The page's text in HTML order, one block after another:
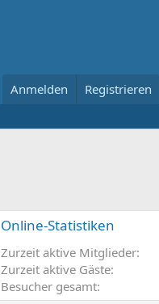
Anmelden Registrieren
Online-Statistiken
Zurzeit aktive Mitglieder
Zurzeit aktive Gäste
Besucher gesamt